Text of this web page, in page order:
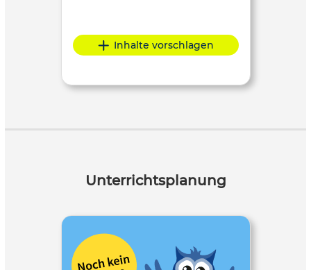
Inhalte vorschlagen
Unterrichtsplanung